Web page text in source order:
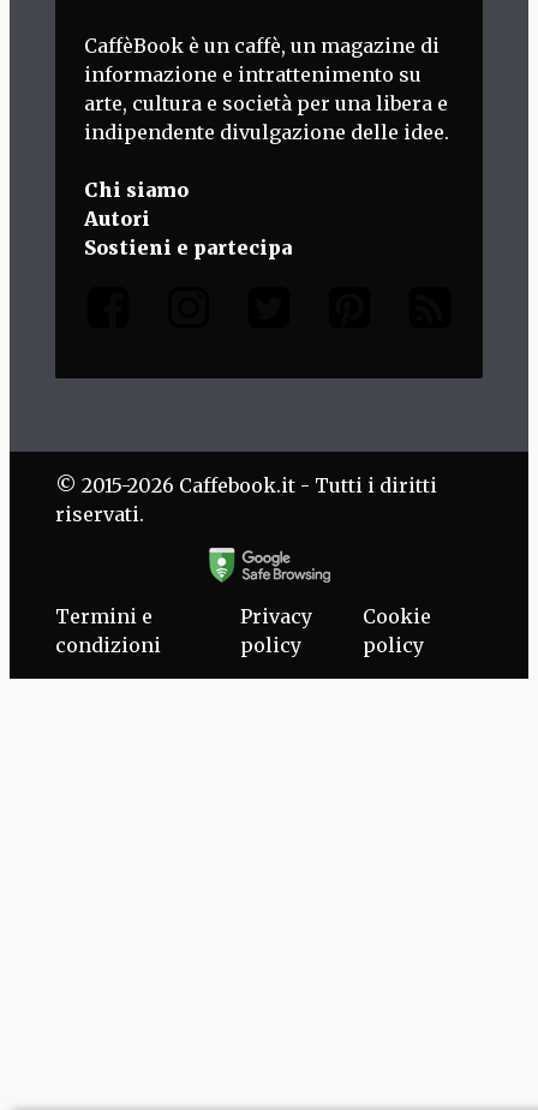
CaffèBook è un caffè, un magazine di
informazione e intrattenimento su
arte, cultura e società per una libera e
indipendente divulgazione delle idee.
Chi siamo
Autori
Sostieni e partecipa
© 2015-2026 Caffebook.it - Tutti i diritti
riservati.
Termini e
condizioni
Privacy
policy
Cookie
policy